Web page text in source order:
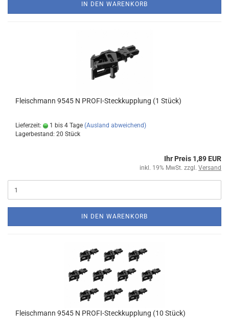
IN DEN WARENKORB
Fleischmann 9545 N PROFI-Steckkupplung (1 Stück)
Lieferzeit: 1 bis 4 Tage (Ausland abweichend)
Lagerbestand: 20 Stück
Ihr Preis 1,89 EUR
inkl. 19% MwSt. zzgl. Versand
IN DEN WARENKORB
Fleischmann 9545 N PROFI-Steckkupplung (10 Stück)